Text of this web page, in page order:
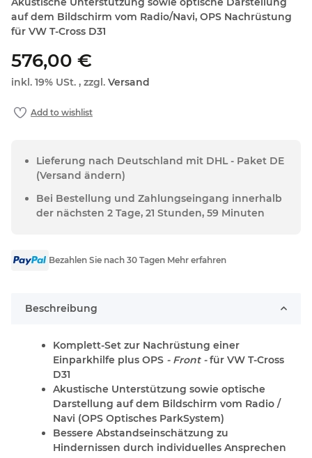
auf dem Bildschirm vom Radio/Navi, OPS Nachrüstung
für VW T-Cross D31
576,00 €
inkl. 19% USt. , zzgl. Versand
Lieferung nach Deutschland mit DHL - Paket DE
(Versand ändern)
Bei Bestellung und Zahlungseingang innerhalb
der nächsten 2 Tage, 21 Stunden, 59 Minuten
Bezahlen Sie nach 30 Tagen Mehr erfahren
Beschreibung
Komplett-Set zur Nachrüstung einer
Einparkhilfe plus OPS - Front -für VW T-Cross
D31
Akustische Unterstützung sowie optische
Darstellung auf dem Bildschirm vom Radio /
Navi (OPS Optisches ParkSystem)
Bessere Abstandseinschätzung zu
Hindernissen durch individuelles Ansprechen